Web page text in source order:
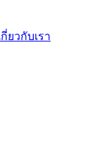
กี่ยวกับเรา